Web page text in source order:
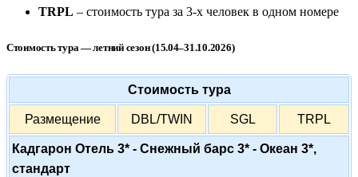
TRPL – стоимость тура за 3-х человек в одном номере
Стоимость тура — летний сезон (15.04–31.10.2026)
Стоимость тура
Размещение DBL/TWIN SGL TRPL
Кадгарон Отель 3* - Снежный барс 3* - Океан 3*,
стандарт